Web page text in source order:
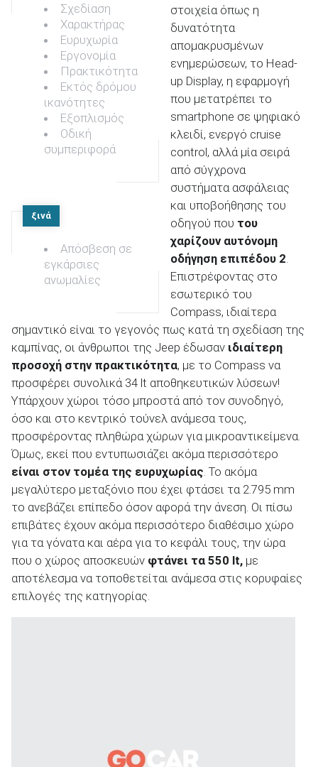
Σχεδίαση
Χαρακτήρας
Ευρυχωρία
Εργονομία
Πρακτικότητα
Εκτός δρόμου
ικανότητες
Εξοπλισμός
Οδική
συμπεριφορά
ξινά
Απόσβεση σε
εγκάρσιες
ανωμαλίες
στοιχεία όπως η
δυνατότητα
απομακρυσμένων
ενημερώσεων, το Head-
up Display, η εφαρμογή
που μετατρέπει το
smartphone σε ψηφιακό
κλειδί, ενεργό cruise
control, αλλά μία σειρά
από σύγχρονα
συστήματα ασφάλειας
και υποβοήθησης του
οδηγού που του
χαρίζουν αυτόνομη
οδήγηση επιπέδου 2
Επιστρέφοντας στο
εσωτερικό του
Compass, ιδιαίτερα
σημαντικό είναι το γεγονός πως κατά τη σχεδίαση της
καμπίνας, οι άνθρωποι της Jeep έδωσαν ιδιαίτερη
προσοχή στην πρακτικότητα, με το Compass να
προσφέρει συνολικά 34 lt αποθηκευτικών λύσεων!
Υπάρχουν χώροι τόσο μπροστά από τον συνοδηγό,
όσο και στο κεντρικό τούνελ ανάμεσα τους,
προσφέροντας πληθώρα χώρων για μικροαντικείμενα.
Όμως, εκεί που εντυπωσιάζει ακόμα περισσότερο
είναι στον τομέα της ευρυχωρίας . Το ακόμα
μεγαλύτερο μεταξόνιο που έχει φτάσει τα 2.795 mm
το ανεβάζει επίπεδο όσον αφορά την άνεση. Οι πίσω
επιβάτες έχουν ακόμα περισσότερο διαθέσιμο χώρο
για τα γόνατα και αέρα για το κεφάλι τους, την ώρα
που ο χώρος αποσκευών φτάνει τα 550 lt, με
αποτέλεσμα να τοποθετείται ανάμεσα στις κορυφαίες
επιλογές της κατηγορίας.